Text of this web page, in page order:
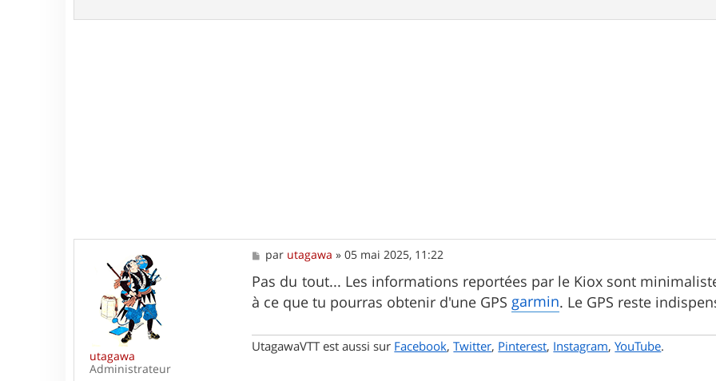
utagawa
Administrateur
M
e
s
s
a
par utagawa »05 mai 2025, 11:22
Pas du tout... Les informations reportées par le Kiox sont
à ce que tu pourras obtenir d'une GPSgarmin. Le GPS reste
UtagawaVTT est aussi sur Facebook,Twitter, Pinterest, Instagram,YouTube.